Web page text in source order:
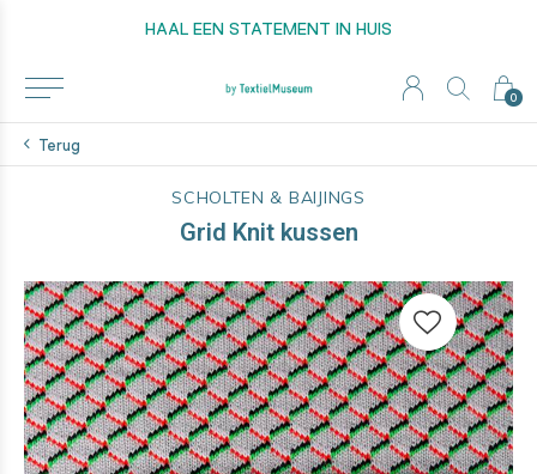
0
HAAL EEN STATEMENT IN HUIS
Terug
SCHOLTEN & BAIJINGS
Grid Knit kussen